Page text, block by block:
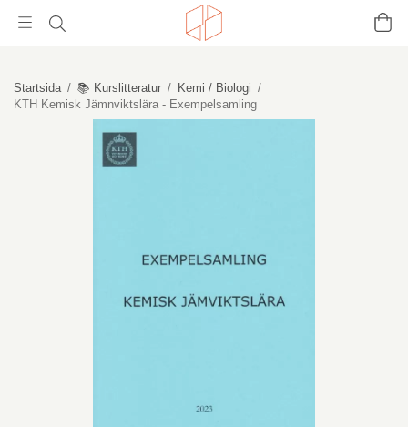
Startsida / 📚 Kurslitteratur / Kemi / Biologi /
KTH Kemisk Jämnviktslära - Exempelsamling